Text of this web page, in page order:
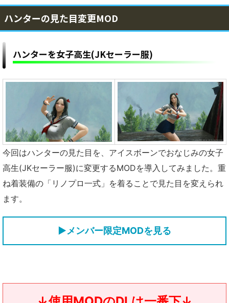
ハンターの見た目変更MOD
ハンターを女子高生(JKセーラー服)
今回はハンターの見た目を、アイスボーンでおなじみの女子
高生(JKセーラー服)に変更するMODを導入してみました。重
ね着装備の「リノプロ一式」を着ることで見た目を変えられ
ます。
▶メンバー限定MODを見る